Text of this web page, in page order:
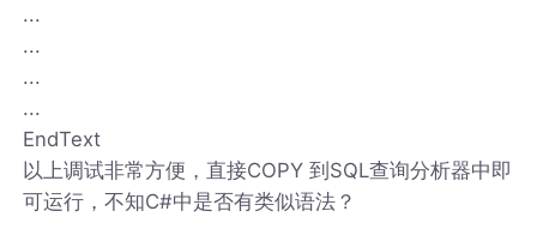
...
...
...
...
EndText
以上调试非常方便，直接COPY 到SQL查询分析器中即
可运行，不知C#中是否有类似语法？